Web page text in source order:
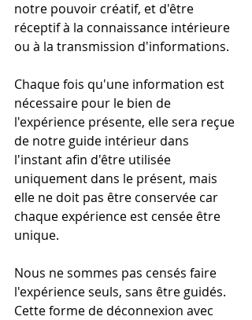
notre pouvoir créatif, et d'être
réceptif à la connaissance intérieure
ou à la transmission d'informations.
Chaque fois qu'une information est
nécessaire pour le bien de
l'expérience présente, elle sera reçue
de notre guide intérieur dans
l'instant afin d'être utilisée
uniquement dans le présent, mais
elle ne doit pas être conservée car
chaque expérience est censée être
unique.
Nous ne sommes pas censés faire
l'expérience seuls, sans être guidés.
Cette forme de déconnexion avec